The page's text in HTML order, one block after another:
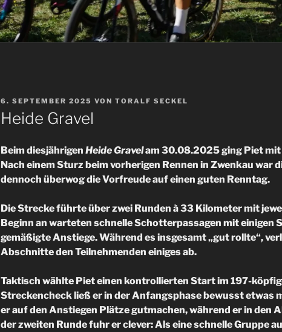
VERÖFFENTLICHT
AM
6. SEPTEMBER 2025 VON TORALF SECKEL
Heide Gravel
Beim diesjährigen Heide Gravelam 30.08.2025 ging Piet mit
Nach einem Sturz beim vorherigen Rennen in Zwenkau war
dennoch überwog die Vorfreude auf einen guten Renntag.
Die Strecke führte über zwei Runden à 33 Kilometer mit
Beginn an warteten schnelle Schotterpassagen mit einigen
gemäßigte Anstiege. Während es insgesamt „gut rollte“,
Abschnitte den Teilnehmenden einiges ab.
Taktisch wählte Piet einen kontrollierten Start im 197-
Streckencheck ließ er in der Anfangsphase bewusst etwas
er auf den Anstiegen Plätze gutmachen, während er in den
der zweiten Runde fuhr er clever: Als eine schnelle Gruppe